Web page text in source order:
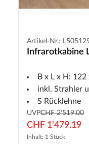
Artikel-Nr.:
Infrarotkabine
B x L x H:
inkl. Strahler
S Rücklehne
UVPCHF 2'519.00
CHF 1'479.19
Inhalt: 1 Stück